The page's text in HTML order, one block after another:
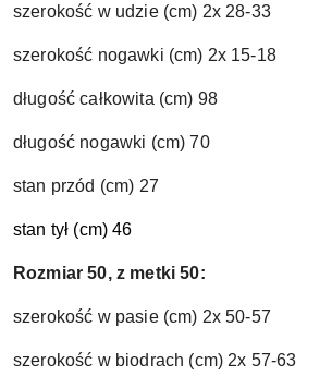
szerokość w udzie (cm) 2x 28-33
szerokość nogawki (cm) 2x 15-18
długość całkowita (cm) 98
długość nogawki (cm) 70
stan przód (cm) 27
stan tył (cm) 46
Rozmiar 50, z metki 50:
szerokość w pasie (cm) 2x 50-57
szerokość w biodrach (cm) 2x 57-63